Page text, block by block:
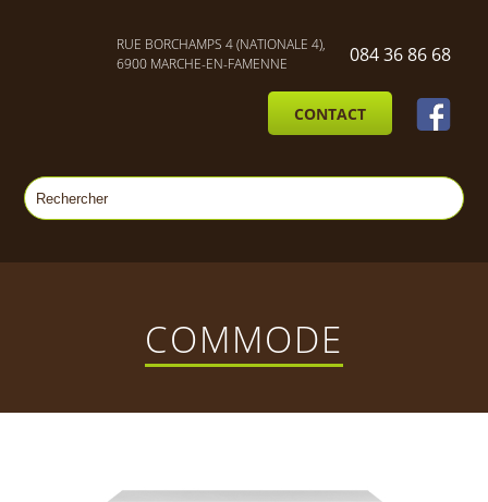
RUE BORCHAMPS 4 (NATIONALE 4),
6900 MARCHE-EN-FAMENNE
084 36 86 68
CONTACT
COMMODE